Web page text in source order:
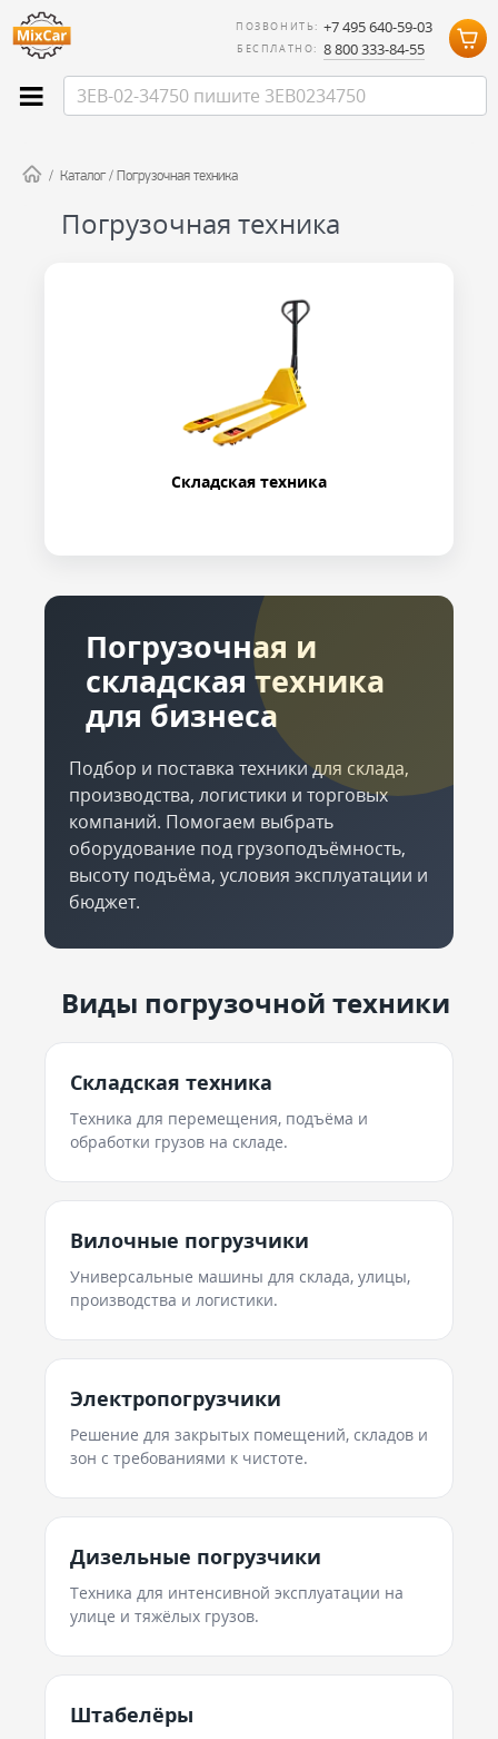
ПОЗВОНИТЬ: +7 495 640-59-03
БЕСПЛАТНО: 8 800 333-84-55
/ Каталог/Погрузочная техника
Погрузочная техника
Складская техника
Погрузочная и
складская техника
для бизнеса
Подбор и поставка техники для склада,
производства, логистики и торговых
компаний. Помогаем выбрать
оборудование под грузоподъёмность,
высоту подъёма, условия эксплуатации и
бюджет.
Виды погрузочной техники
Складская техника
Техника для перемещения, подъёма и
обработки грузов на складе.
Вилочные погрузчики
Универсальные машины для склада, улицы,
производства и логистики.
Электропогрузчики
Решение для закрытых помещений, складов и
зон с требованиями к чистоте.
Дизельные погрузчики
Техника для интенсивной эксплуатации на
улице и тяжёлых грузов.
Штабелёры